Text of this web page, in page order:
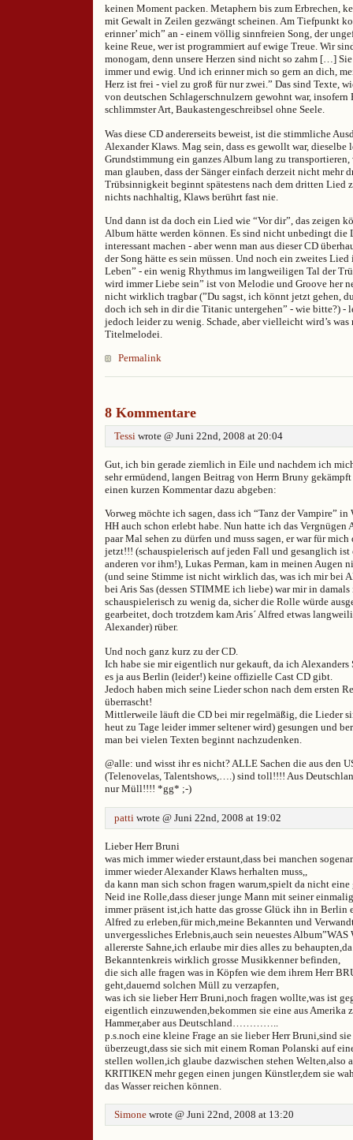
keinen Moment packen. Metaphern bis zum Erbrechen,
mit Gewalt in Zeilen gezwängt scheinen. Am Tiefpunkt
erinner’ mich” an - einem völlig sinnfreien Song, der
keine Reue, wer ist programmiert auf ewige Treue. Wir
monogam, denn unsere Herzen sind nicht so zahm […]
immer und ewig. Und ich erinner mich so gern an dich,
Herz ist frei - viel zu groß für nur zwei.” Das sind Texte,
von deutschen Schlagerschnulzern gewohnt war, insofern
schlimmster Art, Baukastengeschreibsel ohne Seele.
Was diese CD andererseits beweist, ist die stimmliche
Alexander Klaws. Mag sein, dass es gewollt war,
Grundstimmung ein ganzes Album lang zu
man glauben, dass der Sänger einfach derzeit nicht mehr
Trübsinnigkeit beginnt spätestens nach dem dritten Lied
nichts nachhaltig, Klaws berührt fast nie.
Und dann ist da doch ein Lied wie “Vor dir”, das zeigen
Album hätte werden können. Es sind nicht unbedingt die
interessant machen - aber wenn man aus dieser CD
der Song hätte es sein müssen. Und noch ein zweites
Leben” - ein wenig Rhythmus im langweiligen Tal der
wird immer Liebe sein” ist von Melodie und Groove her
nicht wirklich tragbar (”Du sagst, ich könnt jetzt gehen,
doch ich seh in dir die Titanic untergehen” - wie bitte?) -
jedoch leider zu wenig. Schade, aber vielleicht wird’s
Titelmelodei.
Permalink
8 Kommentare
Tessi wrote @ Juni 22nd, 2008 at 20:04
Gut, ich bin gerade ziemlich in Eile und nachdem ich
sehr ermüdend, langen Beitrag von Herrn Bruny
einen kurzen Kommentar dazu abgeben:
Vorweg möchte ich sagen, dass ich “Tanz der Vampire”
HH auch schon erlebt habe. Nun hatte ich das
paar Mal sehen zu dürfen und muss sagen, er war für mich
jetzt!!! (schauspielerisch auf jeden Fall und gesanglich ist
anderen vor ihm!), Lukas Perman, kam in meinen Augen
(und seine Stimme ist nicht wirklich das, was ich mir bei
bei Aris Sas (dessen STIMME ich liebe) war mir in
schauspielerisch zu wenig da, sicher die Rolle würde
gearbeitet, doch trotzdem kam Aris´ Alfred etwas
Alexander) rüber.
Und noch ganz kurz zu der CD.
Ich habe sie mir eigentlich nur gekauft, da ich Alexanders
es ja aus Berlin (leider!) keine offizielle Cast CD gibt.
Jedoch haben mich seine Lieder schon nach dem ersten
überrascht!
Mittlerweile läuft die CD bei mir regelmäßig, die Lieder
heut zu Tage leider immer seltener wird) gesungen und
man bei vielen Texten beginnt nachzudenken.
@alle: und wisst ihr es nicht? ALLE Sachen die aus den
(Telenovelas, Talentshows,….) sind toll!!!! Aus
nur Müll!!!! *gg* ;-)
patti wrote @ Juni 22nd, 2008 at 19:02
Lieber Herr Bruni
was mich immer wieder erstaunt,dass bei manchen
immer wieder Alexander Klaws herhalten muss,,
da kann man sich schon fragen warum,spielt da nicht eine
Neid ine Rolle,dass dieser junge Mann mit seiner
immer präsent ist,ich hatte das grosse Glück ihn in Berlin
Alfred zu erleben,für mich,meine Bekannten und
unvergessliches Erlebnis,auch sein neuestes
allererste Sahne,ich erlaube mir dies alles zu
Bekanntenkreis wirklich grosse Musikkenner befinden,
die sich alle fragen was in Köpfen wie dem ihrem Herr
geht,dauernd solchen Müll zu verzapfen,
was ich sie lieber Herr Bruni,noch fragen wollte,was ist
eigentlich einzuwenden,bekommen sie eine aus Amerika
Hammer,aber aus Deutschland…………..
p.s.noch eine kleine Frage an sie lieber Herr Bruni,sind
überzeugt,dass sie sich mit einem Roman Polanski auf
stellen wollen,ich glaube dazwischen stehen Welten,also
KRITIKEN mehr gegen einen jungen Künstler,dem sie
das Wasser reichen können.
Simone wrote @ Juni 22nd, 2008 at 13:20